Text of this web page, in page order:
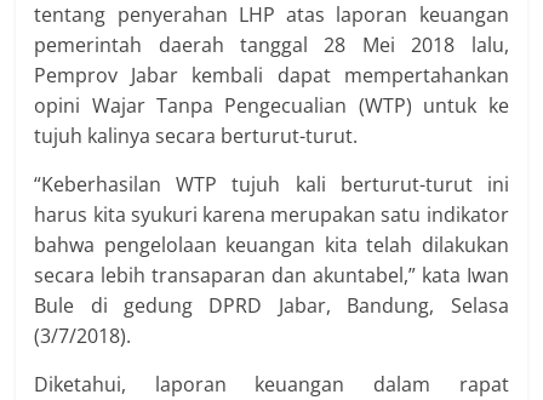
tentang penyerahan LHP atas laporan keuangan
pemerintah daerah tanggal 28 Mei 2018 lalu,
Pemprov Jabar kembali dapat mempertahankan
opini Wajar Tanpa Pengecualian (WTP) untuk ke
tujuh kalinya secara berturut-turut.
“Keberhasilan WTP tujuh kali berturut-turut ini
harus kita syukuri karena merupakan satu indikator
bahwa pengelolaan keuangan kita telah dilakukan
secara lebih transaparan dan akuntabel,” kata Iwan
Bule di gedung DPRD Jabar, Bandung, Selasa
(3/7/2018).
Diketahui, laporan keuangan dalam rapat